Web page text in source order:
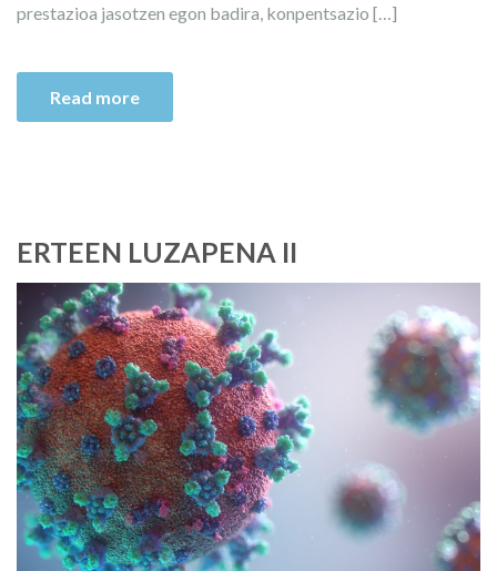
prestazioa jasotzen egon badira, konpentsazio […]
Read more
ERTEEN LUZAPENA II